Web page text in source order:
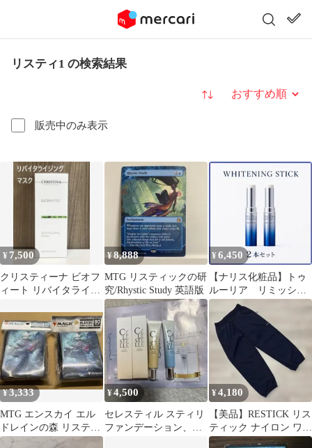
リスティ1 の検索結果
販売中のみ表示
並び替え
¥ 7,500
クリスティーナ ビオフ
ィート リバイタライジ
¥8,888
MTG リスティックの研
究/Rhystic Study 英語版
¥6,450
【ナリス化粧品】トゥ
ルーリア リミッショ
ンWHホワイトニング
スティック２本セット
¥3,333
MTG エンスカイ エル
ドレインの森 リスティ
ックの研究 スリーブ 2
¥4,500
セレスティル スティリ
ファンデーション、ス
¥4,180
【美品】RESTICK リス
ティック ナイロン ワイ
ドトラックパンツ XL